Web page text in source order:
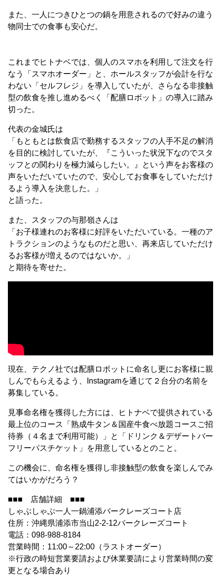
また、一人につきひとつの鍋を用意されるので好みの違う
物同士での食事も安心だ。
これまでヒトナベでは、個人のスマホを利用して注文を行
なう「スマホオーダー」と、ホールスタッフが会計を行な
わない「セルフレジ」を導入していたが、さらなる非接触
型の飲食を推し進めるべく「配膳ロボット」の導入に踏み
切った。
代表の金城氏は
「もともとは飲食店で勤務するスタッフの人手不足の解消
を目的に検討していたが、『こういった状況下なのでスタ
ッフとの関わりを極力減らしたい。』という声をお客様の
声をいただいていたので、安心してお食事をしていただけ
るよう導入を決意した。」
と語った。
また、スタッフの与那嶺さんは
「お子様連れのお客様に好評をいただいている。一種のア
トラクションのようなものだと思い、再来店していただけ
るお客様が増えるのではないか。」
と期待を寄せた。
現在、テクノ社では配膳ロボットに命名し更にお客様に親
しんでもらえるよう、Instagramを通じて２台分の名前を
募集している。
見事命名権を獲得した方には、ヒトナベで提供されている
最上位のコース「熟成牛タン＆国産牛食べ放題コースご招
待券（４名まで利用可能）」と「ドリンク＆デザートバー
フリーパスチケット」を用意しているとのこと。
この機会に、命名権を獲得し非接触型の飲食を楽しんでみ
てはいかがだろう？
■■■ 店舗詳細 ■■■
しゃぶしゃぶ一人一鍋浦添バークレーズコート店
住所：沖縄県浦添市当山2-2-12バークレーズコート
電話：098-988-8184
営業時間：11:00～22:00（ラストオーダー）
※行政の時短営業要請および休業要請により営業時間の変
更となる場合あり